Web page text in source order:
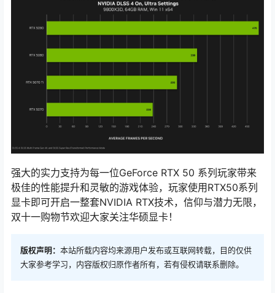
强大的实力支持为每一位GeForce RTX 50 系列玩家带来
极佳的性能提升和灵敏的游戏体验，玩家使用RTX50系列
显卡即可开启一整套NVIDIA RTX技术，信仰与潜力无限，
双十一购物节欢迎大家关注华硕显卡！
版权声明： 本站所载内容均来源用户发布或互联网转载，目的仅供
大家参考学习，内容版权归原作者所有，若有侵权请联系删除。